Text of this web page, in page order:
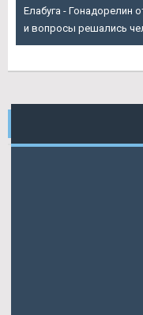
Елабуга - Гонадорелин
и вопросы решались